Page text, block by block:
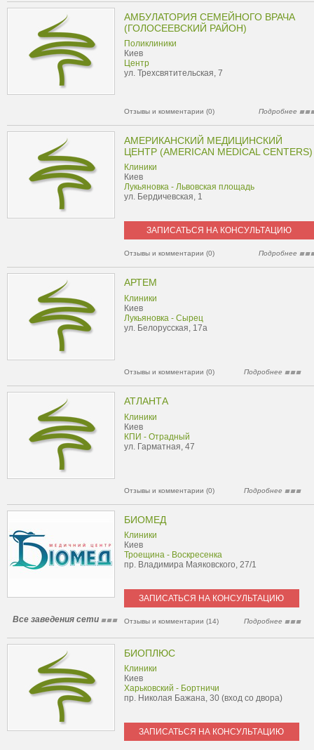
АМБУЛАТОРИЯ СЕМЕЙНОГО ВРАЧА
(ГОЛОСЕЕВСКИЙ РАЙОН)
Поликлиники
Киев
Центр
ул. Трехсвятительская, 7
Отзывы и комментарии (0) Подробнее
АМЕРИКАНСКИЙ МЕДИЦИНСКИЙ
ЦЕНТР (AMERICAN MEDICAL CENTERS)
Клиники
Киев
Лукьяновка - Львовская площадь
ул. Бердичевская, 1
ЗАПИСАТЬСЯ НА КОНСУЛЬТАЦИЮ
Отзывы и комментарии (0) Подробнее
АРТЕМ
Клиники
Киев
Лукьяновка - Сырец
ул. Белорусская, 17а
Отзывы и комментарии (0) Подробнее
АТЛАНТА
Клиники
Киев
КПИ - Отрадный
ул. Гарматная, 47
Отзывы и комментарии (0) Подробнее
БИОМЕД
Клиники
Киев
Троещина - Воскресенка
пр. Владимира Маяковского, 27/1
ЗАПИСАТЬСЯ НА КОНСУЛЬТАЦИЮ
Все заведения сети Отзывы и комментарии (14) Подробнее
БИОПЛЮС
Клиники
Киев
Харьковский - Бортничи
пр. Николая Бажана, 30 (вход со двора)
ЗАПИСАТЬСЯ НА КОНСУЛЬТАЦИЮ